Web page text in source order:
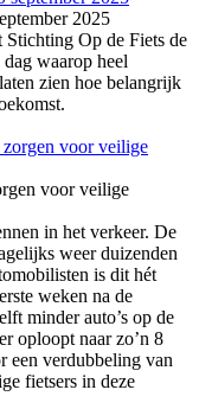
2025
Stichting Op de Fiets de
waarop heel
zien hoe belangrijk
voor veilige
in het verkeer. De
weer duizenden
is dit hét
weken na de
minder auto’s op de
oploopt naar zo’n 8
een verdubbeling van
fietsers in deze